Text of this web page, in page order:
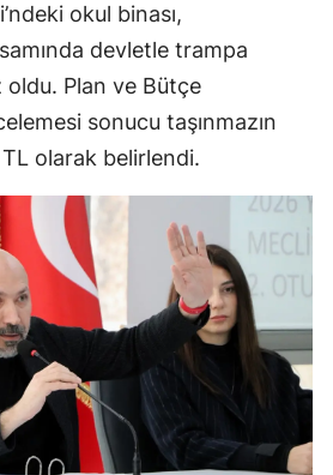
okul binası,
devletle trampa
oldu. Plan ve Bütçe
sonucu taşınmazın
olarak belirlendi.